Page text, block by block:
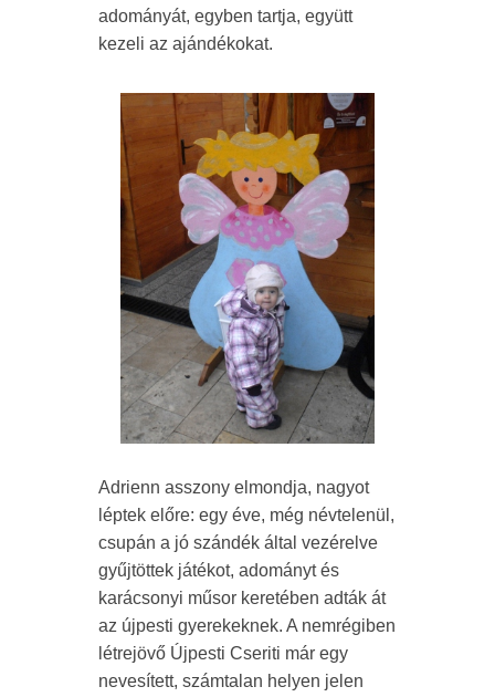
adományát, egyben tartja, együtt
kezeli az ajándékokat.
Adrienn asszony elmondja, nagyot
léptek előre: egy éve, még névtelenül,
csupán a jó szándék által vezérelve
gyűjtöttek játékot, adományt és
karácsonyi műsor keretében adták át
az újpesti gyerekeknek. A nemrégiben
létrejövő Újpesti Cseriti már egy
nevesített, számtalan helyen jelen